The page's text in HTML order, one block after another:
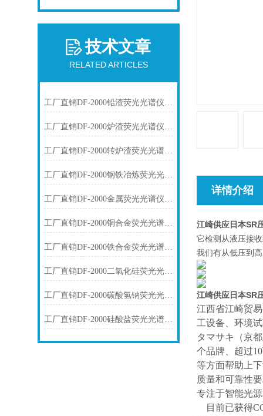
技术文章
RELATED ARTICLES
工厂直销DF-2000铅渣荧光光谱仪技术参数
工厂直销DF-2000炉渣荧光光谱仪技术参数
工厂直销DF-2000转炉渣荧光光谱仪技术参数
工厂直销DF-2000钢铁冶炼荧光光谱仪技术参数
工厂直销DF-2000金属荧光光谱仪技术参数
工厂直销DF-2000铜合金荧光光谱仪技术参数
工厂直销DF-2000铁合金荧光光谱仪技术参数
工厂直销DF-2000二氧化硅荧光光谱仪技术参数
工厂直销DF-2000碳酸氢钠荧光光谱仪技术参数
工厂直销DF-2000硅酸盐荧光光谱仪技术参数
详情介绍
江崎供应日本SR
它检测从液压接
我们有从低压到
江崎供应日本SR
江西省江崎贸
工设备、环境
タマサキ（京
个品牌、超过
等方面帮助上
质量和可靠性
专注于智能光
目前已获得